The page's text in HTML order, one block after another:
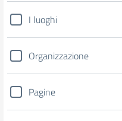
I luoghi
Organizzazione
Pagine